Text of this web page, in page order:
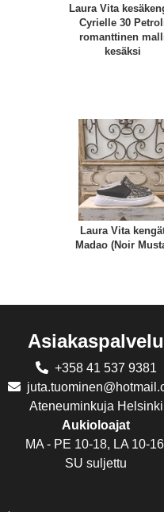
Laura Vita
Cyrielle 30
romanttinen
kesäksi
Laura Vita
Madao (Noir
Asiakaspalvelu
+358 41 537 9381
Ateneuminkuja Helsinki
Aukioloajat
MA - PE 10-18, LA 10-
SU suljettu